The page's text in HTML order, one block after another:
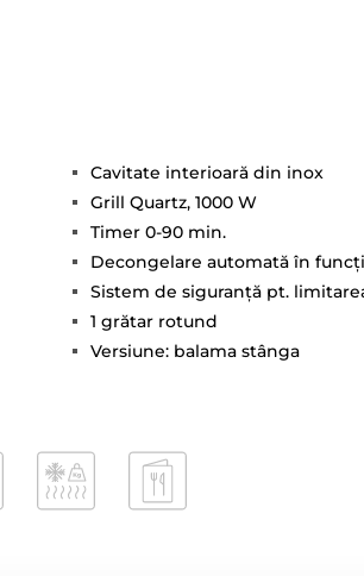
Cavitate interioară din inox
Grill Quartz, 1000 W
Timer 0-90 min.
Decongelare automată în
Sistem de siguranţă pt.
1 grătar rotund
Versiune: balama stânga